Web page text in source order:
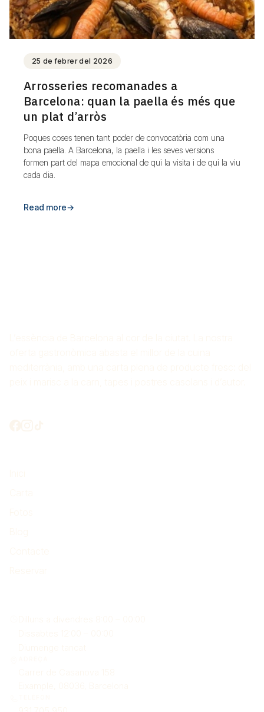
25 de febrer del 2026
Arrosseries recomanades a
Barcelona: quan la paella és més que
un plat d’arròs
Poques coses tenen tant poder de convocatòria com una
bona paella. A Barcelona, la paella i les seves versions
formen part del mapa emocional de qui la visita i de qui la viu
cada dia.
Read more→